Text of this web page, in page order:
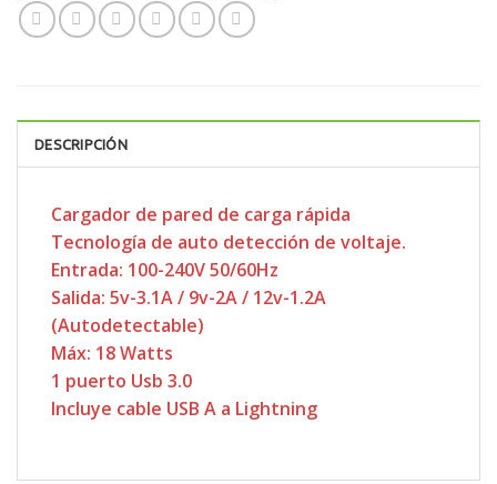
DESCRIPCIÓN
Cargador de pared de carga rápida
Tecnología de auto detección de voltaje.
Entrada: 100-240V 50/60Hz
Salida: 5v-3.1A / 9v-2A / 12v-1.2A
(Autodetectable)
Máx: 18 Watts
1 puerto Usb 3.0
Incluye cable USB A a Lightning